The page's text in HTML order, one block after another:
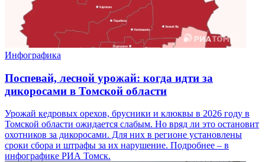
Инфографика
Поспевай, лесной урожай: когда идти за
дикоросами в Томской области
Урожай кедровых орехов, брусники и клюквы в 2026 году в
Томской области ожидается слабым. Но вряд ли это остановит
охотников за дикоросами. Для них в регионе установлены
сроки сбора и штрафы за их нарушение. Подробнее – в
инфографике РИА Томск.